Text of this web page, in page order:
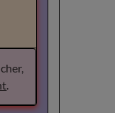
.